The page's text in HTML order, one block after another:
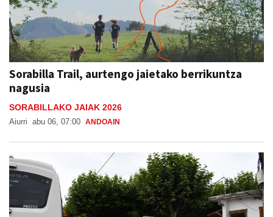
Sorabilla Trail, aurtengo jaietako berrikuntza
nagusia
SORABILLAKO JAIAK 2026
Aiurri abu 06, 07:00 ANDOAIN